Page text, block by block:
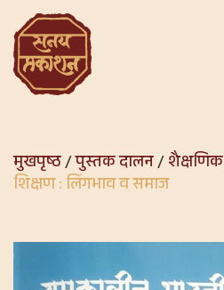
मुखपृष्ठ/पुस्तक दालन/शैक्षणिक
शिक्षण : लिंगभाव व समाज